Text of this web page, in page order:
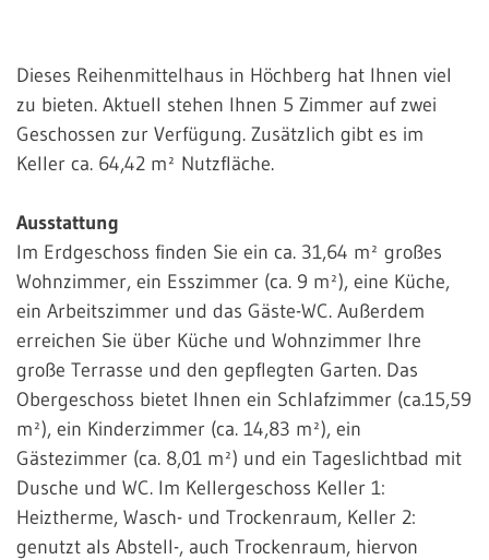
Dieses Reihenmittelhaus in Höchberg hat Ihnen viel
zu bieten. Aktuell stehen Ihnen 5 Zimmer auf zwei
Geschossen zur Verfügung. Zusätzlich gibt es im
Keller ca. 64,42 m² Nutzfläche.
Ausstattung
Im Erdgeschoss finden Sie ein ca. 31,64 m² großes
Wohnzimmer, ein Esszimmer (ca. 9 m²), eine Küche,
ein Arbeitszimmer und das Gäste-WC. Außerdem
erreichen Sie über Küche und Wohnzimmer Ihre
große Terrasse und den gepflegten Garten. Das
Obergeschoss bietet Ihnen ein Schlafzimmer (ca.15,59
m²), ein Kinderzimmer (ca. 14,83 m²), ein
Gästezimmer (ca. 8,01 m²) und ein Tageslichtbad mit
Dusche und WC. Im Kellergeschoss Keller 1:
Heiztherme, Wasch- und Trockenraum, Keller 2:
genutzt als Abstell-, auch Trockenraum, hiervon